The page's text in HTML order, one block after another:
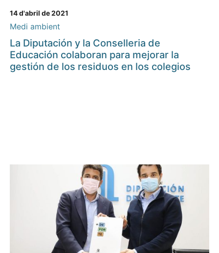
14 d'abril de 2021
Medi ambient
La Diputación y la Conselleria de
Educación colaboran para mejorar la
gestión de los residuos en los colegios